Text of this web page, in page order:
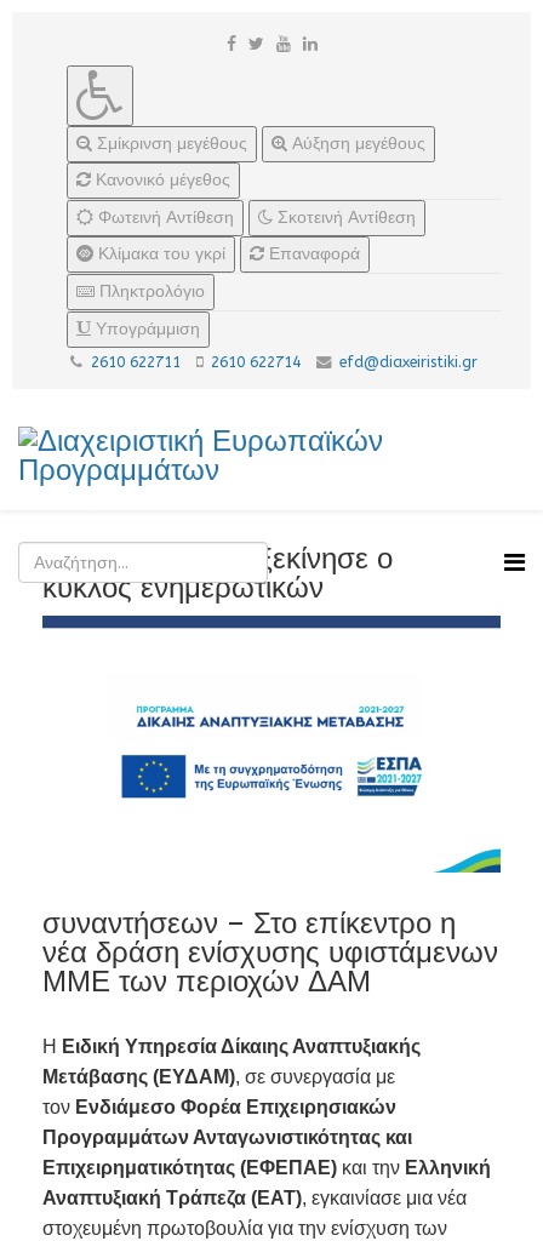
Σμίκρινση μεγέθους
Αύξηση μεγέθους
Κανονικό μέγεθος
Φωτεινή Αντίθεση
Σκοτεινή Αντίθεση
Κλίμακα του γκρί
Επαναφορά
Πληκτρολόγιο
Υπογράμμιση
2610 622711 2610 622714 efd@diaxeiristiki.gr
Από τα Γρεβενά ξεκίνησε ο
κύκλος ενημερωτικών
συναντήσεων – Στο επίκεντρο η
νέα δράση ενίσχυσης υφιστάμενων
ΜΜΕ των περιοχών ΔΑΜ
Η Ειδική Υπηρεσία Δίκαιης Αναπτυξιακής
Μετάβασης (ΕΥΔΑΜ), σε συνεργασία με
τον Ενδιάμεσο Φορέα Επιχειρησιακών
Προγραμμάτων Ανταγωνιστικότητας και
Επιχειρηματικότητας (ΕΦΕΠΑΕ) και την Ελληνική
Αναπτυξιακή Τράπεζα (ΕΑΤ), εγκαινίασε μια νέα
στοχευμένη πρωτοβουλία για την ενίσχυση των